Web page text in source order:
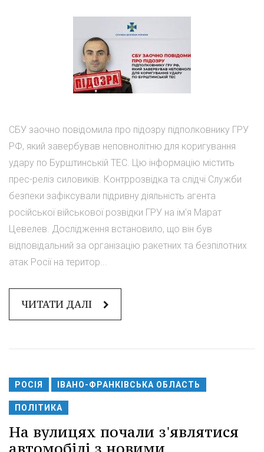
СБУ заочно повідомила про підозру підполковнику ГРУ
РФ, який завербував неповнолітню для коригування
удару по Бурштинській ТЕС. Цю інформацію містить
прес-реліз силовиків. Контррозвідка та слідчі Служби
безпеки зафіксували підривну діяльність агента
російської військової розвідки ГРУ на ім'я Марат
Цевелев. Дослідження встановило, що він був
відповідальний за організацію ракетних та безпілотних
атак Росії на територ...
ЧИТАТИ ДАЛІ
РОСІЯ ІВАНО-ФРАНКІВСЬКА ОБЛАСТЬ
ПОЛІТИКА
На вулицях почали з'являтися